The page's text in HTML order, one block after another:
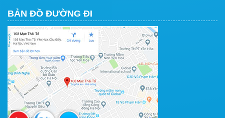
BẢN ĐỒ ĐƯỜNG ĐI